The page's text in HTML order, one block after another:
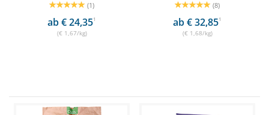
(1)
ab € 24,351
(€ 1,67/kg)
(8)
ab € 32,851
(€ 1,68/kg)